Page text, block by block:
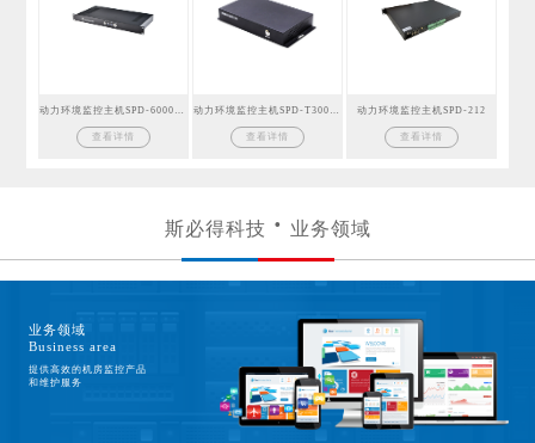
查看详情 查看详情
动力环境监控主机SPD-212
查看详情
斯必得科技 业务领域
业务领域
Business area
提供高效的机房监控产品
和维护服务